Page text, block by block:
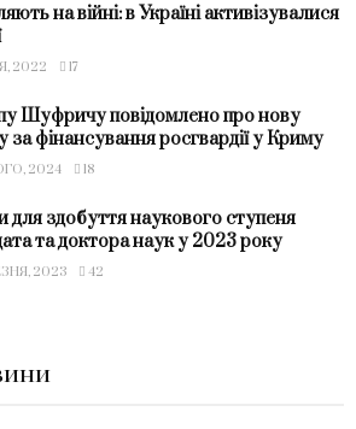
на війні: в Україні активізувалися
2022 17
Шуфричу повідомлено про нову
за фінансування росгвардії у Криму
2024 18
для здобуття наукового ступеня
та доктора наук у 2023 року
2023 42